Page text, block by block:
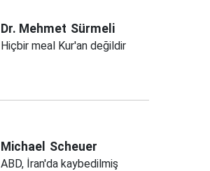
Dr. Mehmet Sürmeli
Hiçbir meal Kur'an değildir
Michael Scheuer
ABD, İran'da kaybedilmiş